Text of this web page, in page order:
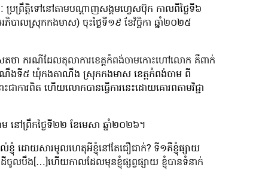
ៈ ប្រព្រឹត្តិទៅនៅតាមបណ្ដាញសង្គមហ្វេសប៊ុក កាលពីថ្ងៃទី៦
ាលស្រុកកងមាស) ចុះថ្ងៃទី១៩ ខែវិច្ឆិកា ឆ្នាំ២០២៥
ែតថា ករណីដែលតុលាការខេត្តកំពង់ចាមកោះហៅលោក គឺពាក់
ណឹងទី៥ ឃុំកងតាណឹង ស្រុកកងមាស ខេត្តកំពង់ចាម ពី
ការពិត ហើយលោកបានធ្វើការនេះដោយគោរពតាមវិជ្ជា
ៅព្រឹកថ្ងៃទី២២ ខែមេសា ឆ្នាំ២០២៦។
ល់ខ្ញុំ ដោយសារមូលហេតុអីខ្ញុំនៅតែជឿជាក់? ទី១គឺខ្ញុំផ្សាយ
លបឹង[…]ហើយកាលដែលមុនខ្ញុំផ្សព្វផ្សាយ ខ្ញុំបានទំនាក់